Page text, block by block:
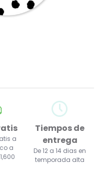
a
a
Tiempos de
entrega
De 12 a 14 dias en
temporada alta